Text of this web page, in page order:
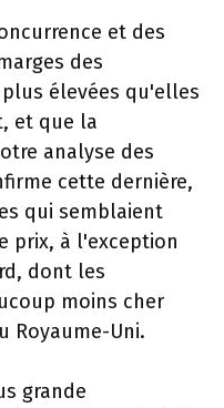
et des
des
élevées qu'elles
et que la
analyse des
cette dernière,
qui semblaient
prix, à l'exception
dont les
moins cher
Royaume-Uni.
grande